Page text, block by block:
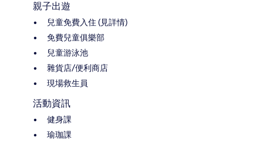
親子出遊
兒童免費入住 (見詳情)
免費兒童俱樂部
兒童游泳池
雜貨店/便利商店
現場救生員
活動資訊
健身課
瑜珈課